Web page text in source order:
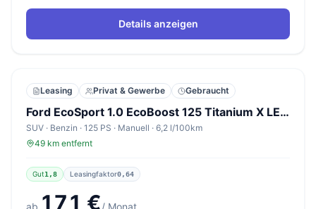
Details anzeigen
Leasing Privat & Gewerbe Gebraucht
Ford EcoSport 1.0 EcoBoost 125 Titanium X LED Nav SHZ
SUV · Benzin · 125 PS · Manuell · 6,2 l/100km
49 km entfernt
Gut1,8 Leasingfaktor0,64
ab 171 €/ Monat